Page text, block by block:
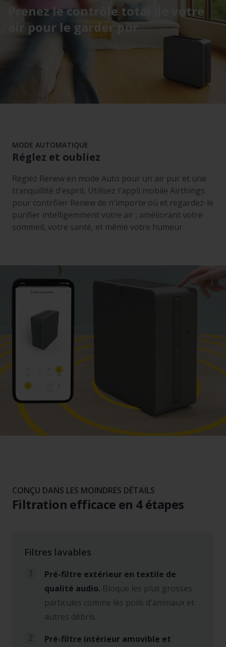
Prenez le contrôle total de votre
air pour le garder pur
MODE AUTOMATIQUE
Réglez et oubliez
Réglez Renew en mode Auto pour un air pur et une
tranquillité d'esprit. Utilisez l'appli mobile Airthings
pour contrôler Renew de n'importe où et regardez-le
purifier intelligemment votre air ; améliorant votre
sommeil, votre santé, et même votre humeur.
CONÇU DANS LES MOINDRES DÉTAILS
Filtration efficace en 4 étapes
Filtres lavables
1
Pré-filtre extérieur en textile de
qualité audio. Bloque les plus grosses
particules comme les poils d'animaux et
autres débris.
2
Pré-filtre intérieur amovible et